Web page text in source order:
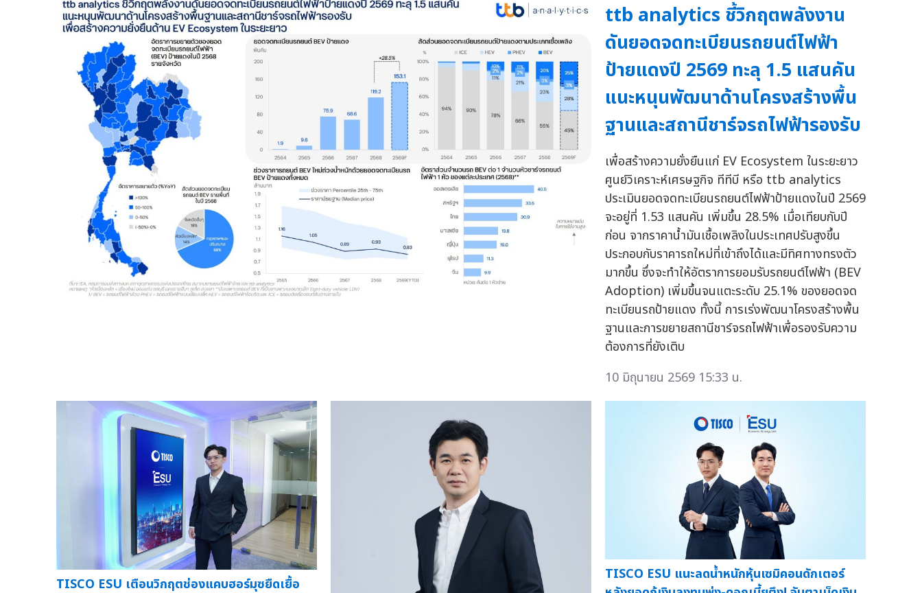
ttb analytics ชี้วิกฤตพลังงาน
ดันยอดจดทะเบียนรถยนต์ไฟฟ้า
ป้ายแดงปี 2569 ทะลุ 1.5 แสนคัน
แนะหนุนพัฒนาด้านโครงสร้างพื้น
ฐานและสถานีชาร์จรถไฟฟ้ารองรับ
เพื่อสร้างความยั่งยืนแก่ EV Ecosystem ในระยะยาว
ศูนย์วิเคราะห์เศรษฐกิจ ทีทีบี หรือ ttb analytics
ประเมินยอดจดทะเบียนรถยนต์ไฟฟ้าป้ายแดงในปี 2569
จะอยู่ที่ 1.53 แสนคัน เพิ่มขึ้น 28.5% เมื่อเทียบกับปี
ก่อน จากราคาน้ำมันเชื้อเพลิงในประเทศปรับสูงขึ้น
ประกอบกับราคารถใหม่ที่เข้าถึงได้และมีทิศทางทรงตัว
มากขึ้น ซึ่งจะทำให้อัตราการยอมรับรถยนต์ไฟฟ้า (BEV
Adoption) เพิ่มขึ้นจนแตะระดับ 25.1% ของยอดจด
ทะเบียนรถป้ายแดง ทั้งนี้ การเร่งพัฒนาโครงสร้างพื้น
ฐานและการขยายสถานีชาร์จรถไฟฟ้าเพื่อรองรับความ
ต้องการที่ยังเติบ
10 มิถุนายน 2569 15:33 น.
TISCO ESU เตือนวิกฤตช่องแคบฮอร์มุซยืดเยื้อ
TISCO ESU แนะลดน้ำหนักหุ้นเซมิคอนดักเตอร์